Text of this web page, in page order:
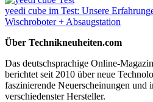
yeedi cube im Test: Unsere
Wischroboter + Absaugstation
Über Technikneuheiten.com
Das deutschsprachige Online-
berichtet seit 2010 über neue
faszinierende Neuerscheinungen und
verschiedenster Hersteller.